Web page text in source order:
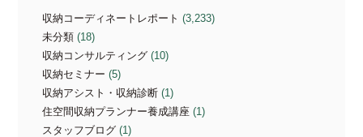
収納コーディネートレポート (3,233)
未分類 (18)
収納コンサルティング (10)
収納セミナー (5)
収納アシスト・収納診断 (1)
住空間収納プランナー養成講座 (1)
スタッフブログ (1)